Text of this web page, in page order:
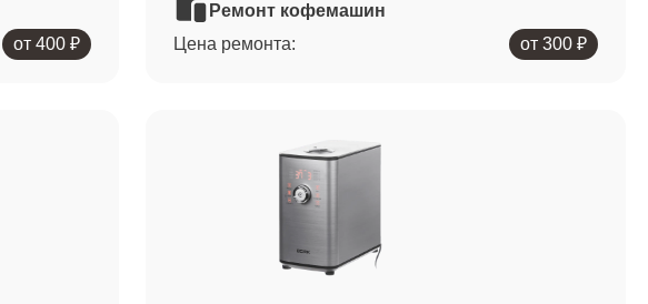
от 400 ₽
Ремонт кофемашин
Цена ремонта:
от 300 ₽